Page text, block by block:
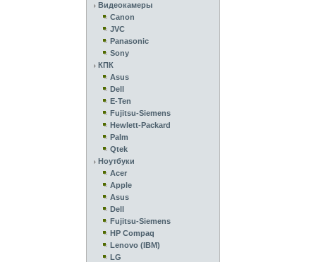
Видеокамеры
Canon
JVC
Panasonic
Sony
КПК
Asus
Dell
E-Ten
Fujitsu-Siemens
Hewlett-Packard
Palm
Qtek
Ноутбуки
Acer
Apple
Asus
Dell
Fujitsu-Siemens
HP Compaq
Lenovo (IBM)
LG